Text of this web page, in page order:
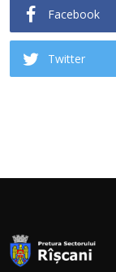
Facebook
Twitter